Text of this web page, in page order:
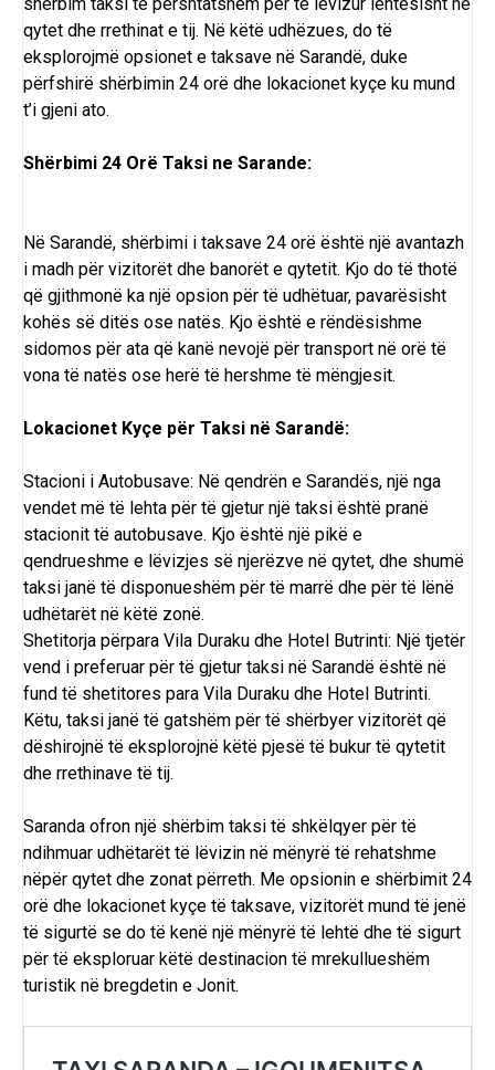
qytet dhe rrethinat e tij. Në këtë udhëzues, do të
eksplorojmë opsionet e taksave në Sarandë, duke
përfshirë shërbimin 24 orë dhe lokacionet kyçe ku mund
t’i gjeni ato.
Shërbimi 24 Orë Taksi ne Sarande:
Në Sarandë, shërbimi i taksave 24 orë është një avantazh
i madh për vizitorët dhe banorët e qytetit. Kjo do të thotë
që gjithmonë ka një opsion për të udhëtuar, pavarësisht
kohës së ditës ose natës. Kjo është e rëndësishme
sidomos për ata që kanë nevojë për transport në orë të
vona të natës ose herë të hershme të mëngjesit.
Lokacionet Kyçe për Taksi në Sarandë:
Stacioni i Autobusave: Në qendrën e Sarandës, një nga
vendet më të lehta për të gjetur një taksi është pranë
stacionit të autobusave. Kjo është një pikë e
qendrueshme e lëvizjes së njerëzve në qytet, dhe shumë
taksi janë të disponueshëm për të marrë dhe për të lënë
udhëtarët në këtë zonë.
Shetitorja përpara Vila Duraku dhe Hotel Butrinti: Një tjetër
vend i preferuar për të gjetur taksi në Sarandë është në
fund të shetitores para Vila Duraku dhe Hotel Butrinti.
Këtu, taksi janë të gatshëm për të shërbyer vizitorët që
dëshirojnë të eksplorojnë këtë pjesë të bukur të qytetit
dhe rrethinave të tij.
Saranda ofron një shërbim taksi të shkëlqyer për të
ndihmuar udhëtarët të lëvizin në mënyrë të rehatshme
nëpër qytet dhe zonat përreth. Me opsionin e shërbimit 24
orë dhe lokacionet kyçe të taksave, vizitorët mund të jenë
të sigurtë se do të kenë një mënyrë të lehtë dhe të sigurt
për të eksploruar këtë destinacion të mrekullueshëm
turistik në bregdetin e Jonit.